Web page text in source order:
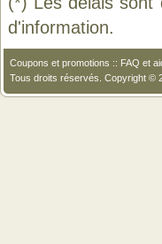
d'information.
Coupons et promotions :: FAQ et
Tous droits réservés. Copyright ©